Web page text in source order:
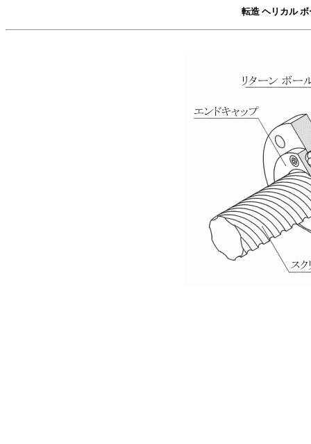
転造 ヘリカル